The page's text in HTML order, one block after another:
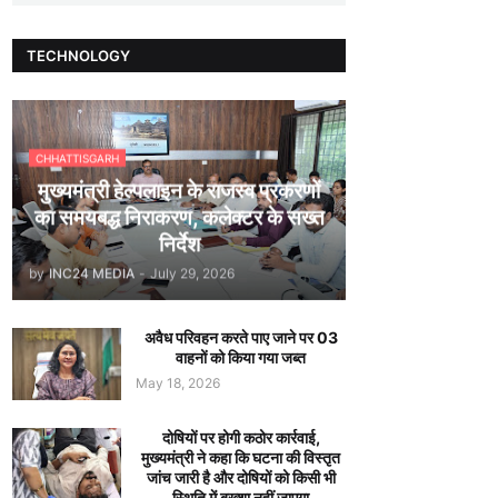
TECHNOLOGY
CHHATTISGARH
मुख्यमंत्री हेल्पलाइन के राजस्व प्रकरणों
का समयबद्ध निराकरण, कलेक्टर के सख्त
निर्देश
by INC24 MEDIA - July 29, 2026
अवैध परिवहन करते पाए जाने पर 03
वाहनों को किया गया जब्त
May 18, 2026
दोषियों पर होगी कठोर कार्रवाई,
मुख्यमंत्री ने कहा कि घटना की विस्तृत
जांच जारी है और दोषियों को किसी भी